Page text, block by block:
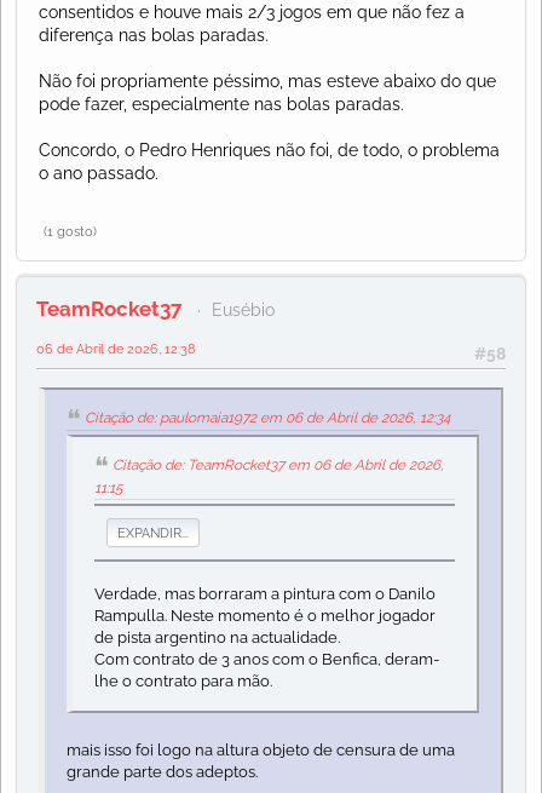
consentidos e houve mais 2/3 jogos em que não fez a
diferença nas bolas paradas.
Não foi propriamente péssimo, mas esteve abaixo do que
pode fazer, especialmente nas bolas paradas.
Concordo, o Pedro Henriques não foi, de todo, o problema
o ano passado.
(1 gosto)
TeamRocket37 Eusébio
#58
06 de Abril de 2026, 12:38
Citação de: paulomaia1972 em 06 de Abril de 2026, 12:34
Citação de: TeamRocket37 em 06 de Abril de 2026,
11:15
EXPANDIR...
Verdade, mas borraram a pintura com o Danilo
Rampulla. Neste momento é o melhor jogador
de pista argentino na actualidade.
Com contrato de 3 anos com o Benfica, deram-
lhe o contrato para mão.
mais isso foi logo na altura objeto de censura de uma
grande parte dos adeptos.